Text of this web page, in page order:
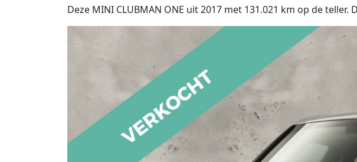
Deze MINI CLUBMAN ONE uit 2017 met 131.021 km op de